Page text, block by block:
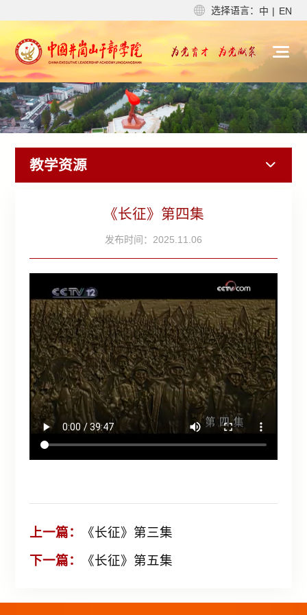
选择语言： 中 | EN
教学资源
《长征》第四集
发布时间：2025.11.06
上一篇：
《长征》第三集
下一篇：
《长征》第五集